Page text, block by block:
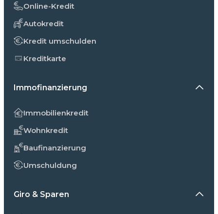
Online-Kredit
Autokredit
Kredit umschulden
Kreditkarte
Immofinanzierung
Immobilienkredit
Wohnkredit
Baufinanzierung
Umschuldung
Giro & Sparen